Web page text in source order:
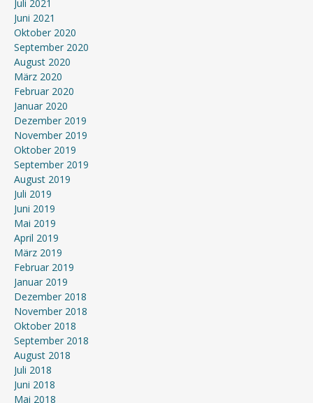
Juli 2021
Juni 2021
Oktober 2020
September 2020
August 2020
März 2020
Februar 2020
Januar 2020
Dezember 2019
November 2019
Oktober 2019
September 2019
August 2019
Juli 2019
Juni 2019
Mai 2019
April 2019
März 2019
Februar 2019
Januar 2019
Dezember 2018
November 2018
Oktober 2018
September 2018
August 2018
Juli 2018
Juni 2018
Mai 2018